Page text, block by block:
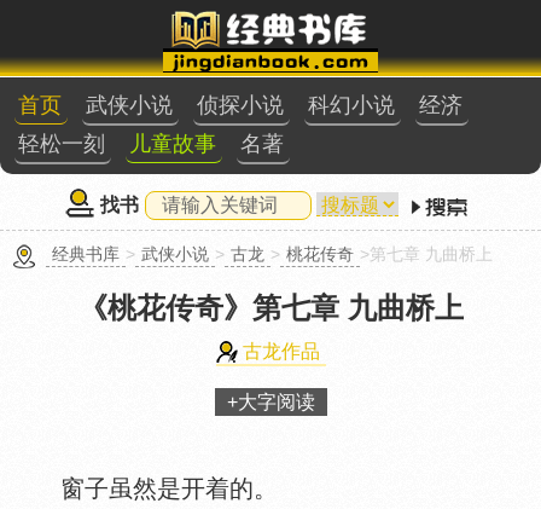
首页 武侠小说 侦探小说 科幻小说
经济
轻松一刻
儿童故事 名著
找书
经典书库 > 武侠小说 > 古龙 > 桃花传奇 >第七章 九曲桥上
《桃花传奇》 第七章 九曲桥上
古龙作品
+大字阅读
窗子虽然是开着的。